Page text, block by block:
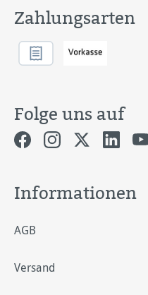
Zahlungsarten
Folge uns auf
Informationen
AGB
Versand